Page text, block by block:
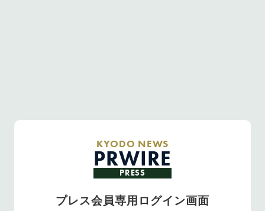
KYODO NEWS
PRWIRE
PRESS
プレス会員専用ログイン画面